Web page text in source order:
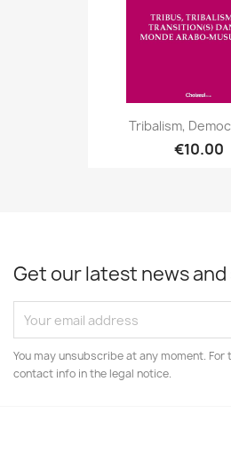
Tribalism,
€10.00
Get our latest news
You may unsubscribe at any moment.
contact info in the legal notice.